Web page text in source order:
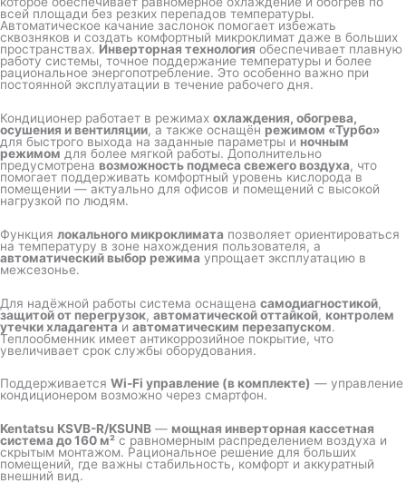
всей площади без резких перепадов температуры.
Автоматическое качание заслонок помогает избежать
сквозняков и создать комфортный микроклимат даже в больших
пространствах. Инверторная технология обеспечивает плавную
работу системы, точное поддержание температуры и более
рациональное энергопотребление. Это особенно важно при
постоянной эксплуатации в течение рабочего дня.
Кондиционер работает в режимах охлаждения, обогрева,
осушения и вентиляции, а также оснащён режимом «Турбо»
для быстрого выхода на заданные параметры и ночным
режимом для более мягкой работы. Дополнительно
предусмотрена возможность подмеса свежего воздуха, что
помогает поддерживать комфортный уровень кислорода в
помещении — актуально для офисов и помещений с высокой
нагрузкой по людям.
Функция локального микроклимата позволяет ориентироваться
на температуру в зоне нахождения пользователя, а
автоматический выбор режима упрощает эксплуатацию в
межсезонье.
Для надёжной работы система оснащена самодиагностикой,
защитой от перегрузок, автоматической оттайкой, контролем
утечки хладагентаи автоматическим перезапуском.
Теплообменник имеет антикоррозийное покрытие, что
увеличивает срок службы оборудования.
Поддерживается Wi-Fi управление (в комплекте) — управление
кондиционером возможно через смартфон.
Kentatsu KSVB-R/KSUNB — мощная инверторная кассетная
система до 160 м² с равномерным распределением воздуха и
скрытым монтажом. Рациональное решение для больших
помещений, где важны стабильность, комфорт и аккуратный
внешний вид.